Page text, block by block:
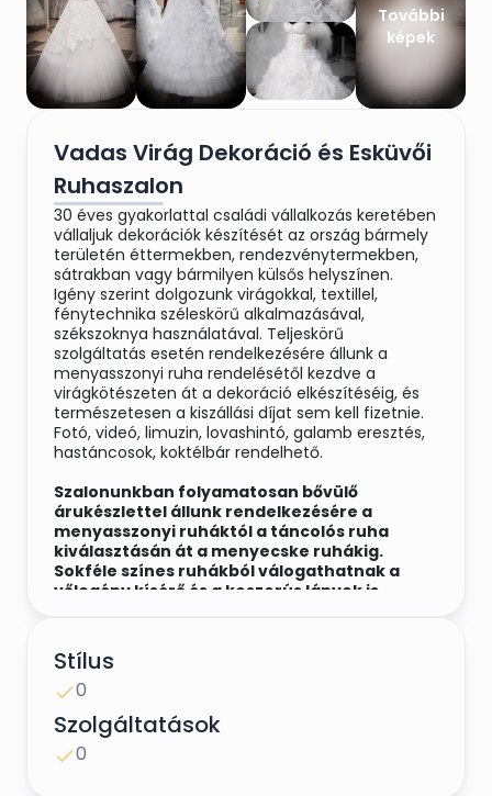
További
képek
Vadas Virág Dekoráció és Esküvői
Ruhaszalon
30 éves gyakorlattal családi vállalkozás keretében
vállaljuk dekorációk készítését az ország bármely
területén éttermekben, rendezvénytermekben,
sátrakban vagy bármilyen külsős helyszínen.
Igény szerint dolgozunk virágokkal, textillel,
fénytechnika széleskörű alkalmazásával,
székszoknya használatával. Teljeskörű
szolgáltatás esetén rendelkezésére állunk a
menyasszonyi ruha rendelésétől kezdve a
virágkötészeten át a dekoráció elkészítéséig, és
természetesen a kiszállási díjat sem kell fizetnie.
Fotó, videó, limuzin, lovashintó, galamb eresztés,
hastáncosok, koktélbár rendelhető.
Szalonunkban folyamatosan bővülő
árukészlettel állunk rendelkezésére a
menyasszonyi ruháktól a táncolós ruha
kiválasztásán át a menyecske ruhákig.
Sokféle színes ruhákból válogathatnak a
vőlegény kísérő és a koszorús lányok is.
ajándék!
Új ruhákhoz a táncolós és a menyecske ruha is
jár, a meglévő készletből választva.
Minden kiegészítőt tudunk biztosítani:
fátyol , fejdísz , kesztyű , nyaklánc , fülbevaló ,
esernyő , legyező , szütyő
Stílus
0
Szolgáltatások
0